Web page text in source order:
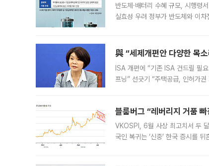
반도체·배터리 수혜 규모, 시행령
실효성 우려 정부가 반도체와 이
與 “세제개편안 다양한 목
ISA 개편에 “기존 ISA 건드릴 필
프닝” 선긋기 “주택공급, 인허가
블룸버그 “레버리지 거품
VKOSPI, 6월 사상 최고치서 두
국인 복귀는 ‘신중’ 한국 증시를